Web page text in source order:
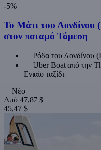
-5%
Το Μάτι του Λονδίνου
στον ποταμό Τάμεση
Ρόδα του Λονδίνου
Uber Boat από την
Ενιαίο ταξίδι
Νέο
Από 47,87 $
45,47 $